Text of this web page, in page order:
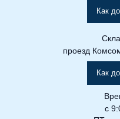
Как
проезд
Как
с